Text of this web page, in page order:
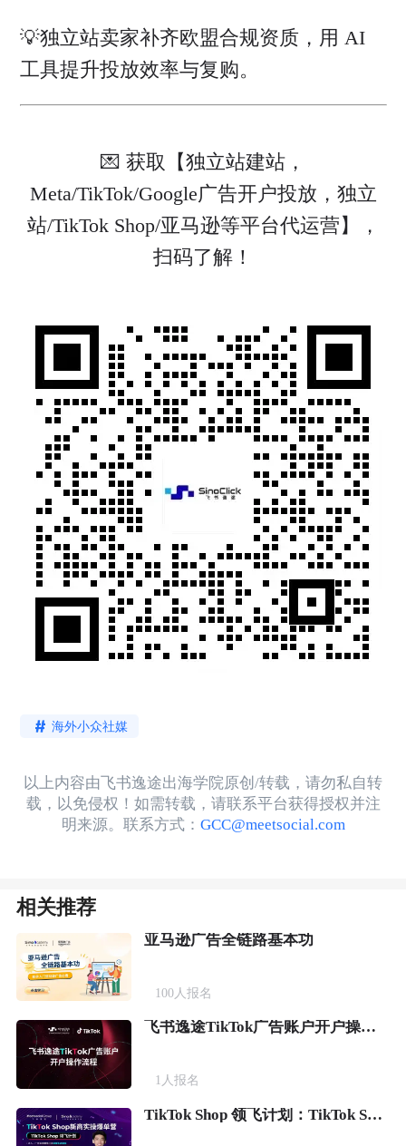
💡独立站卖家补齐欧盟合规资质，用 AI
工具提升投放效率与复购。
💌 获取【独立站建站，
Meta/TikTok/Google广告开户投放，独立
站/TikTok Shop/亚马逊等平台代运营】，
扫码了解！
海外小众社媒
以上内容由飞书逸途出海学院原创/转载，请勿私自转
载，以免侵权！如需转载，请联系平台获得授权并注
明来源。联系方式： GCC@meetsocial.com
相关推荐
亚马逊广告全链路基本功
100人报名
飞书逸途TikTok广告账户开户操作流程
1人报名
TikTok Shop 领飞计划：TikTok Shop新商实操爆单营